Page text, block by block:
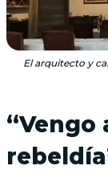
El arquitecto y
“Vengo